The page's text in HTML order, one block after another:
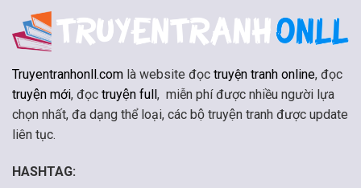
Truyentranhonll.com là website đọc truyện tranh online, đọc
truyện mới, đọc truyện full, miễn phí được nhiều người lựa
chọn nhất, đa dạng thể loại, các bộ truyện tranh được update
liên tục.
HASHTAG: